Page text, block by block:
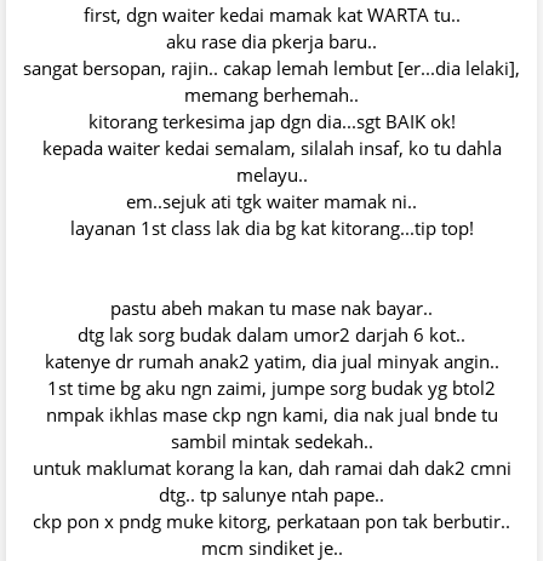
first, dgn waiter kedai mamak kat WARTA tu..
aku rase dia pkerja baru..
sangat bersopan, rajin.. cakap lemah lembut [er...dia lelaki],
memang berhemah..
kitorang terkesima jap dgn dia...sgt BAIK ok!
kepada waiter kedai semalam, silalah insaf, ko tu dahla
melayu..
em..sejuk ati tgk waiter mamak ni..
layanan 1st class lak dia bg kat kitorang...tip top!
pastu abeh makan tu mase nak bayar..
dtg lak sorg budak dalam umor2 darjah 6 kot..
katenye dr rumah anak2 yatim, dia jual minyak angin..
1st time bg aku ngn zaimi, jumpe sorg budak yg btol2
nmpak ikhlas mase ckp ngn kami, dia nak jual bnde tu
sambil mintak sedekah..
untuk maklumat korang la kan, dah ramai dah dak2 cmni
dtg.. tp salunye ntah pape..
ckp pon x pndg muke kitorg, perkataan pon tak berbutir..
mcm sindiket je..